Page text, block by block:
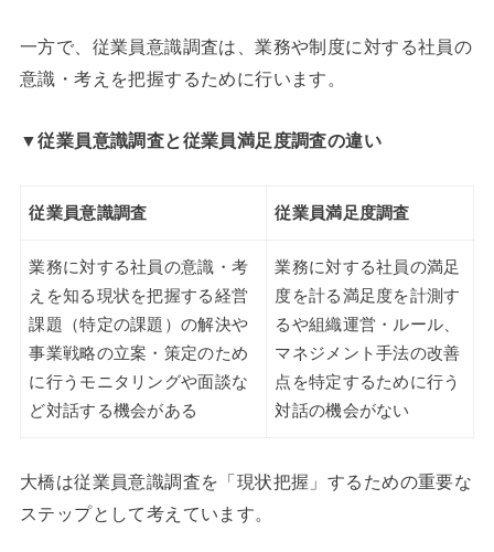
一方で、従業員意識調査は、業務や制度に対する社員の
意識・考えを把握するために行います。
▼従業員意識調査と従業員満足度調査の違い
従業員意識調査 従業員満足度調査
業務に対する社員の意識・考
えを知る現状を把握する経営
課題（特定の課題）の解決や
事業戦略の立案・策定のため
に行うモニタリングや面談な
ど対話する機会がある
業務に対する社員の満足
度を計る満足度を計測す
るや組織運営・ルール、
マネジメント手法の改善
点を特定するために行う
対話の機会がない
大橋は従業員意識調査を「現状把握」するための重要な
ステップとして考えています。